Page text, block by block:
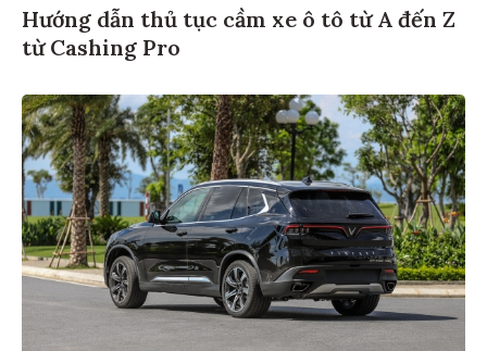
Hướng dẫn thủ tục cầm xe ô tô từ A đến Z
từ Cashing Pro